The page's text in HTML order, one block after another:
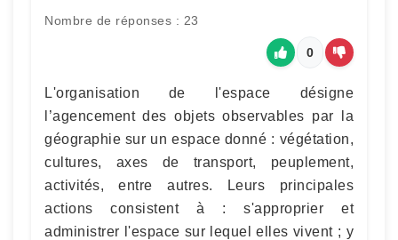
Nombre de réponses : 23
0
L'organisation de l'espace désigne
l’agencement des objets observables par la
géographie sur un espace donné : végétation,
cultures, axes de transport, peuplement,
activités, entre autres. Leurs principales
actions consistent à : s'approprier et
administrer l'espace sur lequel elles vivent ; y